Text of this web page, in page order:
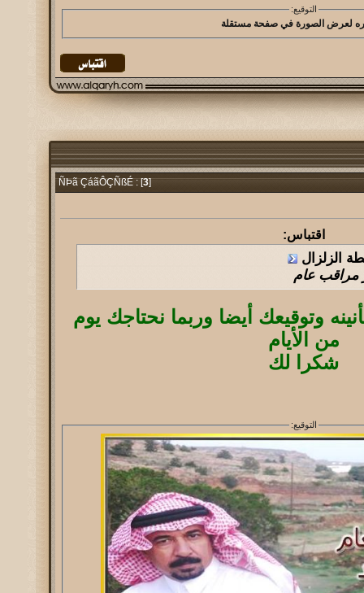
التوقيع:
ÑÞã ÇáãÔÇÑßÉ : [
3]
اقتباس:
الزلزال
مراقب عام
وتوقيعك أيضا وربما نحتاجك يوم
من الأيام
شكرا لك
التوقيع: